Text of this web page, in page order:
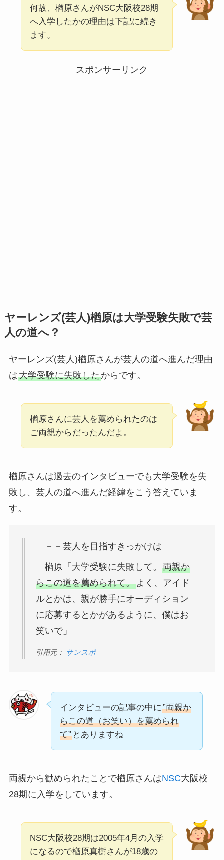
何故、楢原さんがNSC大阪校28期
へ入学したかの理由は下記に続き
ます。
スポンサーリンク
ヤーレンズ(芸人)楢原は大学受験失敗で芸
人の道へ？
ヤーレンズ(芸人)楢原さんが芸人の道へ進んだ理由
は大学受験に失敗したからです。
楢原さんに芸人を薦められたのは
ご両親からだったんだよ。
楢原さんは過去のインタビューでも大学受験を失
敗し、芸人の道へ進んだ経緯をこう答えていま
す。
－－芸人を目指すきっかけは
楢原「大学受験に失敗して。 両親か
らこの道を薦められて。よく、アイド
ルとかは、親が勝手にオーディション
に応募するとかがあるように、僕はお
笑いで」
引用元： サンスポ
インタビューの記事の中に”両親か
らこの道（お笑い）を薦められ
て”とありますね
両親から勧められたことで楢原さんはNSC大阪校
28期に入学をしています。
NSC大阪校28期は2005年4月の入学
になるので楢原真樹さんが18歳の